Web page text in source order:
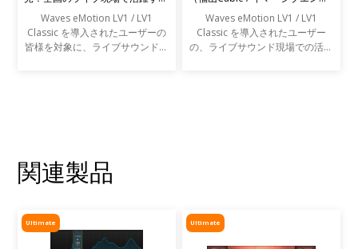
Waves eMotion LV1 / LV1
Classic を導入されたユーザーの
皆様を対象に、ライブサウンドの
Waves eMotion LV1 / LV1
Classic を導入されたユーザー
の、ライブサウンド現場での活用
関連製品
Ultimate Ultimate